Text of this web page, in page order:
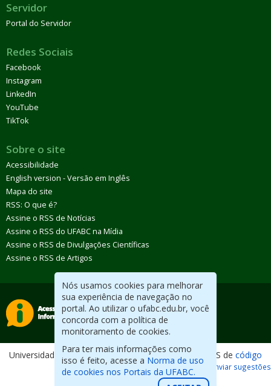
Nós usamos cookies para melhorar
sua experiência de navegação no
portal. Ao utilizar o ufabc.edu.br, você
concorda com a política de
monitoramento de cookies.
Para ter mais informações como
isso é feito, acesse a Norma de uso
de cookies nos Portais da UFABC.
Servidor
Portal do Servidor
Redes Sociais
Facebook
Instagram
LinkedIn
YouTube
TikTok
Sobre o site
Acessibilidade
English version - Versão em Inglês
Mapa do site
RSS: O que é?
Assine o RSS de Notícias
Assine o RSS do UFABC na Mídia
Assine o RSS de Divulgações Científicas
Assine o RSS de Artigos
Universidade Federal do ABC. Desenvolvido com CMS de código
aberto. Reportar erros / Enviar sugestões